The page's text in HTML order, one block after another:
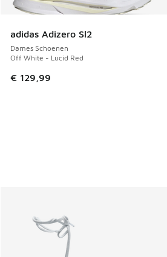
adidas Adizero Sl2
Dames Schoenen
Off White - Lucid Red
€ 129,99